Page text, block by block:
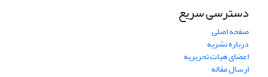
دسترسی سریع
صفحه اصلی
درباره نشریه
اعضای هیات تحریریه
ارسال مقاله